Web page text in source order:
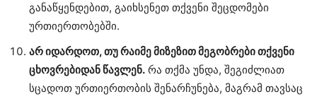
განაწყენდებით, გაიხსენეთ თქვენი შეცდომები
ურთიერთობებში.
არ იდარდოთ, თუ რაიმე მიზეზით მეგობრები თქვენი
ცხოვრებიდან წავლენ. რა თქმა უნდა, შეგიძლიათ
სცადოთ ურთიერთობის შენარჩუნება, მაგრამ თავსაც